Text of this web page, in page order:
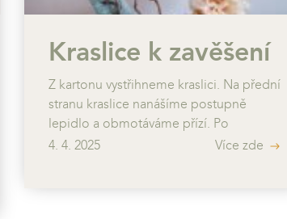
Kraslice k zavěšení
Z kartonu vystřihneme kraslici. Na přední
stranu kraslice nanášíme postupně
lepidlo a obmotáváme přízí. Po
zaschnutí si rozvrhneme umístění
4. 4. 2025 Více zde